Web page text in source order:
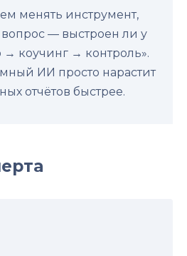
менять инструмент,
вопрос — выстроен ли у
→ коучинг → контроль».
ИИ просто нарастит
отчётов быстрее.